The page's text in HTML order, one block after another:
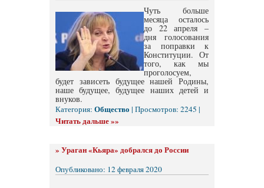
Чуть больше
месяца осталось
до 22 апреля –
дня голосования
за поправки к
Конституции. От
того, как мы
проголосуем,
будет зависеть будущее нашей Родины,
наше будущее, будущее наших детей и
внуков.
Категория: Общество | Просмотров: 2245 |
Читать дальше »»
» Ураган «Кьяра» добрался до России
Опубликовано: 12 февраля 2020